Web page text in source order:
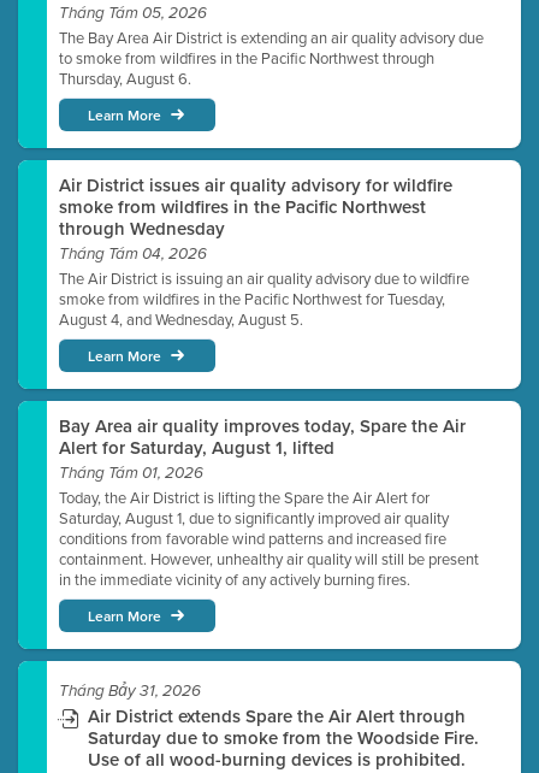
Tháng Tám 05, 2026
The Bay Area Air District is extending an air quality advisory due
to smoke from wildfires in the Pacific Northwest through
Thursday, August 6.
Learn More
Air District issues air quality advisory for wildfire
smoke from wildfires in the Pacific Northwest
through Wednesday
Tháng Tám 04, 2026
The Air District is issuing an air quality advisory due to wildfire
smoke from wildfires in the Pacific Northwest for Tuesday,
August 4, and Wednesday, August 5.
Learn More
Bay Area air quality improves today, Spare the Air
Alert for Saturday, August 1, lifted
Tháng Tám 01, 2026
Today, the Air District is lifting the Spare the Air Alert for
Saturday, August 1, due to significantly improved air quality
conditions from favorable wind patterns and increased fire
containment. However, unhealthy air quality will still be present
in the immediate vicinity of any actively burning fires.
Learn More
Tháng Bảy 31, 2026
Air District extends Spare the Air Alert through
Saturday due to smoke from the Woodside Fire.
Use of all wood-burning devices is prohibited.